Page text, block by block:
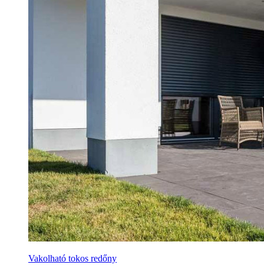
Vakolható tokos redőny